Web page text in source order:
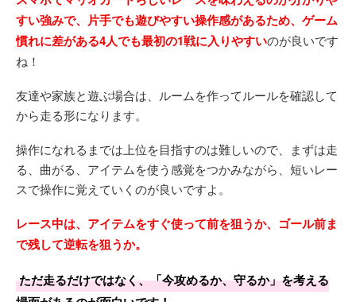
すい強みで、片手でも遊びやすい操作感があるため、ゲーム
慣れに差がある4人でも最初の1戦に入りやすいのが良いです
ね！
友達や家族と遊ぶ場合は、ルームを作ってルールを確認して
から走る形になります。
操作になれるまでは上位を目指すのは難しいので、まずは走
る、曲がる、アイテムを使う感覚をつかみながら、短いレー
スで操作に覚えていくのが良いですよ。
レース中は、アイテムをすぐ使って前を狙うか、ゴール前ま
で残して逆転を狙うか。
ただ走るだけではなく、「今攻めるか、守るか」を考える